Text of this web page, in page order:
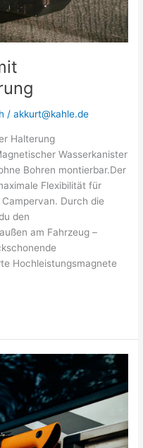
/akkurt@kahle.de
Halterung
Wasserkanister
Bohren montierbar.Der
Flexibilität für
Durch die
den
am Fahrzeug –
Hochleistungsmagnete